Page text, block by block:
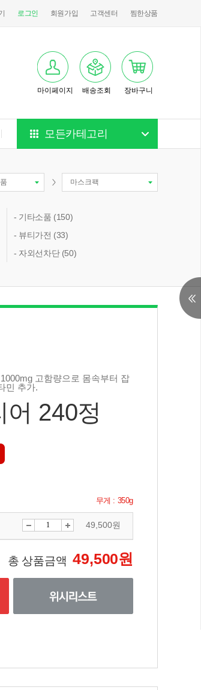
로그인 회원가입 고객센터 찜한상품
마이페이지 배송조회 장바구니
모든카테고리
마스크팩
- 기타소품 (150)
- 뷰티가전 (33)
- 자외선차단 (50)
고함량으로 몸속부터 잡
민 추가.
240정
무게 : 350g
49,500원
49,500원
총 상품금액